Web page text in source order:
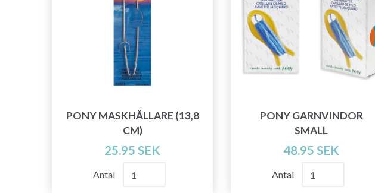
PONY MASKHÅLLARE (13,8
CM)
25.95 SEK
Antal
PONY GARNVINDOR
SMALL
48.95 SEK
Antal